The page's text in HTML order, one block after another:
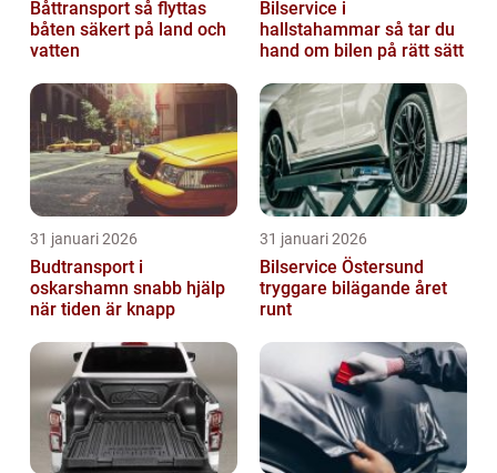
Båttransport så flyttas
båten säkert på land och
vatten
Bilservice i
hallstahammar så tar du
hand om bilen på rätt sätt
31 januari 2026
Budtransport i
oskarshamn snabb hjälp
när tiden är knapp
31 januari 2026
Bilservice Östersund
tryggare bilägande året
runt